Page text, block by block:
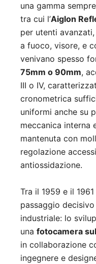
una gamma
tra cui l’Aiglon
per utenti
a fuoco, visore, e
venivano spesso
75mm o 90mm,
III o IV,
cronometrica
uniformi anche su
meccanica interna
mantenuta con
regolazione
antiossidazione.
Tra il 1959 e il
passaggio
industriale: lo
una fotocamera
in collaborazione
ingegnere e